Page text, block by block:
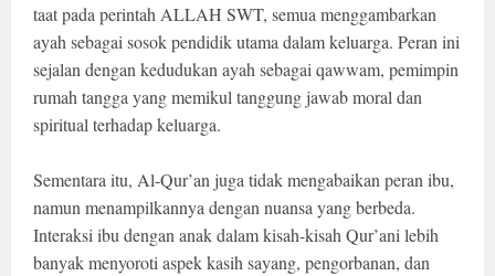
taat pada perintah ALLAH SWT, semua menggambarkan
ayah sebagai sosok pendidik utama dalam keluarga. Peran ini
sejalan dengan kedudukan ayah sebagai qawwam, pemimpin
rumah tangga yang memikul tanggung jawab moral dan
spiritual terhadap keluarga.
Sementara itu, Al-Qur’an juga tidak mengabaikan peran ibu,
namun menampilkannya dengan nuansa yang berbeda.
Interaksi ibu dengan anak dalam kisah-kisah Qur’ani lebih
banyak menyoroti aspek kasih sayang, pengorbanan, dan